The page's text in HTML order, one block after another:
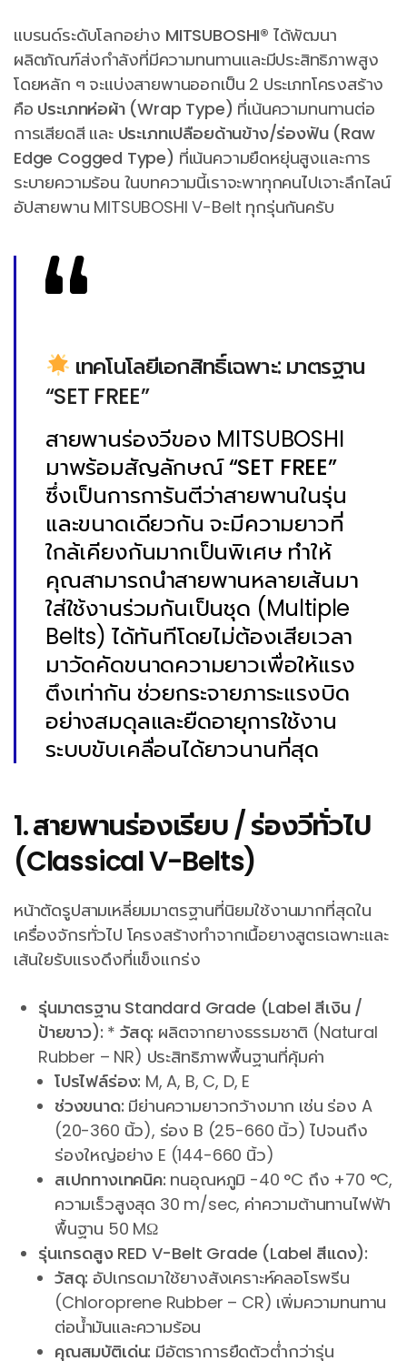
แบรนด์ระดับโลกอย่าง MITSUBOSHI® ได้พัฒนา
ผลิตภัณฑ์ส่งกำลังที่มีความทนทานและมีประสิทธิภาพสูง
โดยหลัก ๆ จะแบ่งสายพานออกเป็น 2 ประเภทโครงสร้าง
คือ ประเภทห่อผ้า (Wrap Type) ที่เน้นความทนทานต่อ
การเสียดสี และ ประเภทเปลือยด้านข้าง/ร่องฟัน (Raw
Edge Cogged Type) ที่เน้นความยืดหยุ่นสูงและการ
ระบายความร้อน ในบทความนี้เราจะพาทุกคนไปเจาะลึกไลน์
อัปสายพาน MITSUBOSHI V-Belt ทุกรุ่นกันครับ
เทคโนโลยีเอกสิทธิ์เฉพาะ: มาตรฐาน
“SET FREE”
สายพานร่องวีของ MITSUBOSHI
มาพร้อมสัญลักษณ์“SET FREE”
ซึ่งเป็นการการันตีว่าสายพานในรุ่น
และขนาดเดียวกัน จะมีความยาวที่
ใกล้เคียงกันมากเป็นพิเศษ ทำให้
คุณสามารถนำสายพานหลายเส้นมา
ใส่ใช้งานร่วมกันเป็นชุด (Multiple
Belts) ได้ทันทีโดยไม่ต้องเสียเวลา
มาวัดคัดขนาดความยาวเพื่อให้แรง
ตึงเท่ากัน ช่วยกระจายภาระแรงบิด
อย่างสมดุลและยืดอายุการใช้งาน
ระบบขับเคลื่อนได้ยาวนานที่สุด
1. สายพานร่องเรียบ / ร่องวีทั่วไป
(Classical V-Belts)
หน้าตัดรูปสามเหลี่ยมมาตรฐานที่นิยมใช้งานมากที่สุดใน
เครื่องจักรทั่วไป โครงสร้างทำจากเนื้อยางสูตรเฉพาะและ
เส้นใยรับแรงดึงที่แข็งแกร่ง
รุ่นมาตรฐาน Standard Grade (Label สีเงิน /
ป้ายขาว): *วัสดุ: ผลิตจากยางธรรมชาติ (Natural
Rubber – NR) ประสิทธิภาพพื้นฐานที่คุ้มค่า
โปรไฟล์ร่อง: M, A, B, C, D, E
ช่วงขนาด: มีย่านความยาวกว้างมาก เช่น ร่อง A
(20-360 นิ้ว), ร่อง B (25-660 นิ้ว) ไปจนถึง
ร่องใหญ่อย่าง E (144-660 นิ้ว)
สเปกทางเทคนิค: ทนอุณหภูมิ -40 °C ถึง +70 °C,
ความเร็วสูงสุด 30 m/sec, ค่าความต้านทานไฟฟ้า
พื้นฐาน 50 MΩ
รุ่นเกรดสูง RED V-Belt Grade (Label สีแดง):
วัสดุ: อัปเกรดมาใช้ยางสังเคราะห์คลอโรพรีน
(Chloroprene Rubber – CR) เพิ่มความทนทาน
ต่อน้ำมันและความร้อน
คุณสมบัติเด่น: มีอัตราการยืดตัวต่ำกว่ารุ่น